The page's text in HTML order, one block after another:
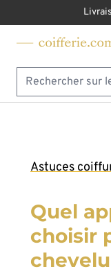
Astuces
Quel
choisir